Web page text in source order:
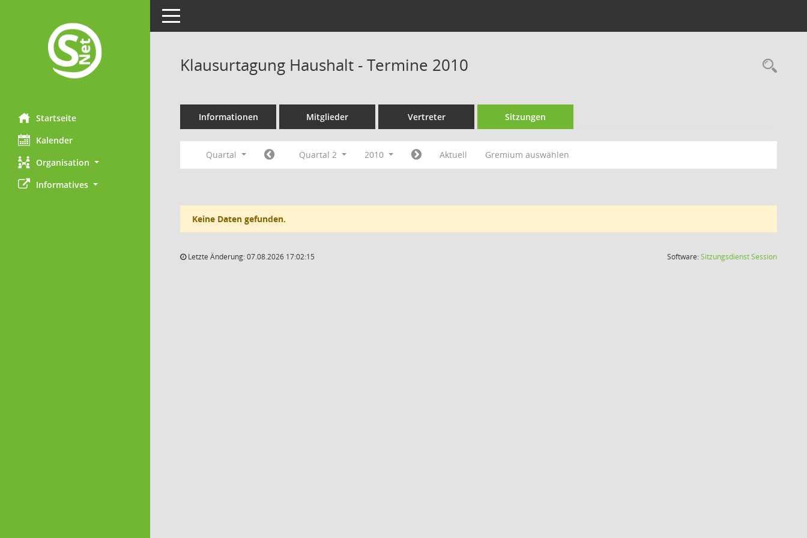
Startseite
Kalender
Organisation
Informatives
Toggle navigation
Klausurtagung Haushalt - Termine 2010
Informationen Mitglieder Vertreter Sitzungen
Quartal Quartal 2 2010 Aktuell Gremium auswählen
Keine Daten gefunden.
Letzte Änderung: 07.08.2026 17:02:15 Software:SitzungsdienstSession(Wird in